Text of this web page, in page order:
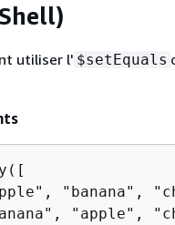
utiliser l' $setEquals
"banana",
"apple",